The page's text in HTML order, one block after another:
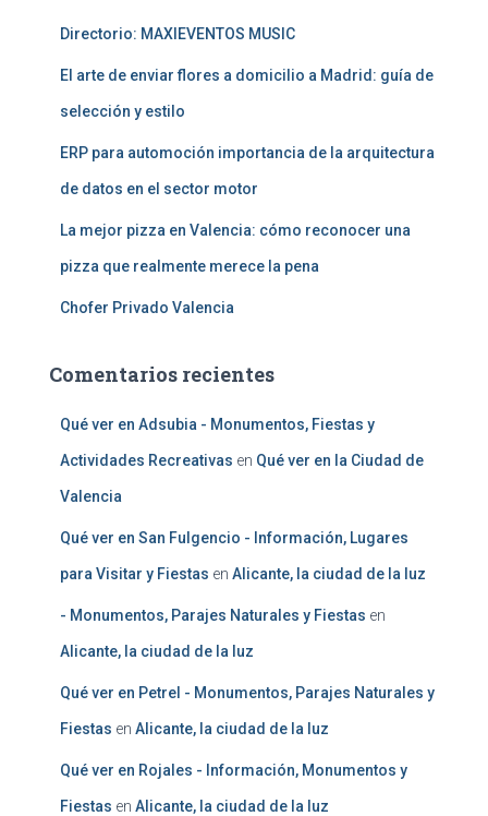
Directorio: MAXIEVENTOS MUSIC
El arte de enviar flores a domicilio a Madrid: guía de
selección y estilo
ERP para automoción importancia de la arquitectura
de datos en el sector motor
La mejor pizza en Valencia: cómo reconocer una
pizza que realmente merece la pena
Chofer Privado Valencia
Comentarios recientes
Qué ver en Adsubia - Monumentos, Fiestas y
Actividades Recreativas en Qué ver en la Ciudad de
Valencia
Qué ver en San Fulgencio - Información, Lugares
para Visitar y Fiestas en Alicante, la ciudad de la luz
- Monumentos, Parajes Naturales y Fiestas en
Alicante, la ciudad de la luz
Qué ver en Petrel - Monumentos, Parajes Naturales y
Fiestas en Alicante, la ciudad de la luz
Qué ver en Rojales - Información, Monumentos y
Fiestas en Alicante, la ciudad de la luz